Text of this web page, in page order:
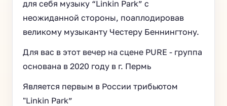
для себя музыку “Linkin Park” с
неожиданной стороны, поаплодировав
великому музыканту Честеру Беннингтону.
Для вас в этот вечер на сцене PURE - группа
основана в 2020 году в г. Пермь
Является первым в России трибьютом
"Linkin Park”